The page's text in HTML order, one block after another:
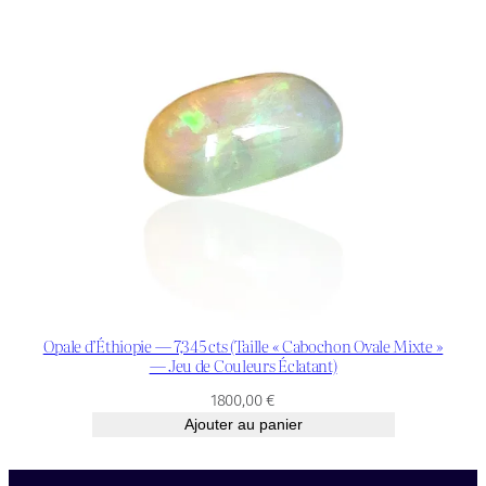
Opale d’Éthiopie — 7,345 cts (Taille « Cabochon Ovale Mixte »
— Jeu de Couleurs Éclatant)
1800,00€
Ajouter au panier